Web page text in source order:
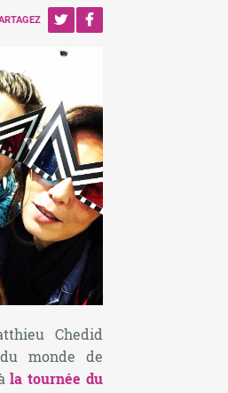
Chedid
monde de
la tournée du